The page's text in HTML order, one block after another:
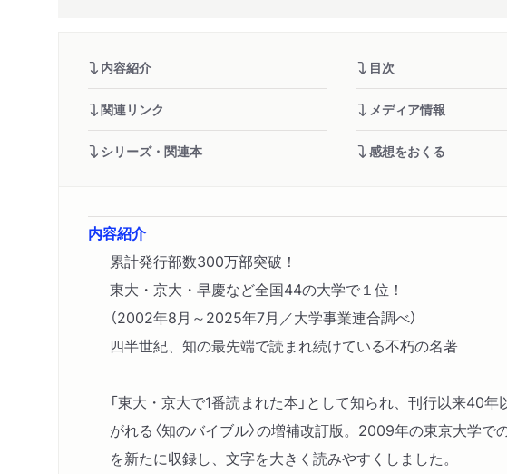
内容紹介 目次
関連リンク メディア情報
シリーズ・関連本 感想をおくる
内容紹介
累計発行部数300万部突破！
東大・京大・早慶など全国44の大学で１位！
（2002年8月～2025年7月／大学事業連合調べ）
四半世紀、知の最先端で読まれ続けている不朽の名著
「東大・京大で1番読まれた本」として知られ、刊行以来40年
がれる〈知のバイブル〉の増補改訂版。2009年の東京大学で
を新たに収録し、文字を大きく読みやすくしました。